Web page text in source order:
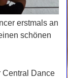
erstmals an
schönen
Central Dance